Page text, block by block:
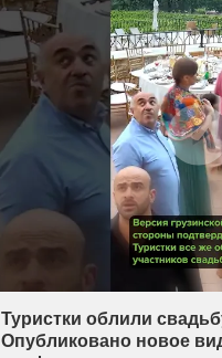
Туристки облили
Опубликовано новое